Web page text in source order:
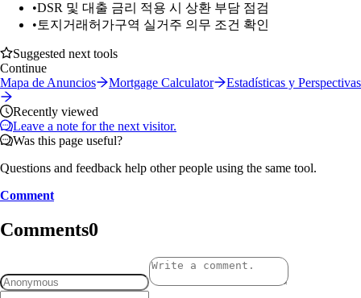
•DSR 및 대출 금리 적용 시 상환 부담 점검
• 토지거래허가구역 실거주 의무 조건 확인
Suggested next tools
Continue
Mapa de Anuncios
Mortgage Calculator Estadísticas y Perspectivas
Recently viewed
Leave a note for the next visitor.
Was this page useful?
Questions and feedback help other people using the same tool.
Comment
Comments0